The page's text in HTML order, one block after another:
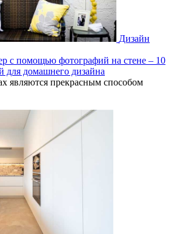
Дизайн
с помощью фотографий на стене – 10
для домашнего дизайна
являются прекрасным способом